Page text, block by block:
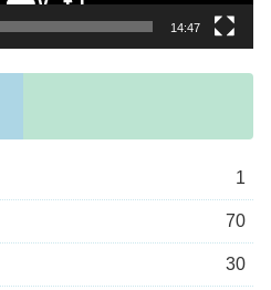
14:47
1
70
30